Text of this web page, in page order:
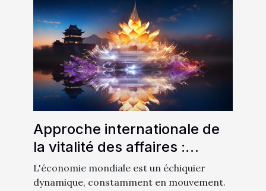
Approche internationale de
la vitalité des affaires :
Comparaison entre l'Europe
et l'Asie
L'économie mondiale est un échiquier
dynamique, constamment en mouvement.